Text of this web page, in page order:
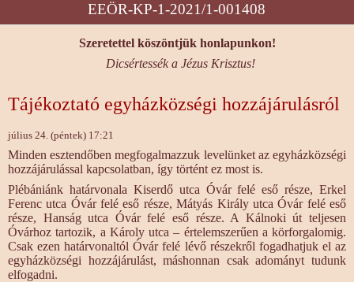
EEÖR-KP-1-2021/1-001408
Szeretettel köszöntjük honlapunkon!
Dicsértessék a Jézus Krisztus!
Tájékoztató egyházközségi hozzájárulásról
július 24. (péntek) 17:21
Minden esztendőben megfogalmazzuk levelünket az egyházközségi
hozzájárulással kapcsolatban, így történt ez most is.
Plébániánk határvonala Kiserdő utca Óvár felé eső része, Erkel
Ferenc utca Óvár felé eső része, Mátyás Király utca Óvár felé eső
része, Hanság utca Óvár felé eső része. A Kálnoki út teljesen
Óvárhoz tartozik, a Károly utca – értelemszerűen a körforgalomig.
Csak ezen határvonaltól Óvár felé lévő részekről fogadhatjuk el az
egyházközségi hozzájárulást, máshonnan csak adományt tudunk
elfogadni.